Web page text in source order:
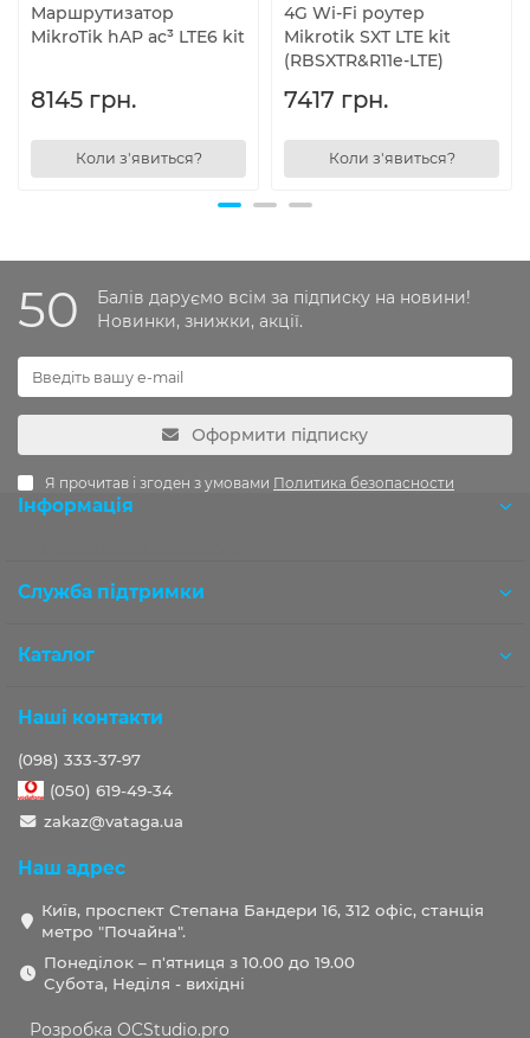
Маршрутизатор
MikroTik hAP ac³ LTE6 kit
8145 грн.
Коли з'явиться?
4G Wi-Fi роутер
Mikrotik SXT LTE kit
(RBSXTR&R11e-LTE)
7417 грн.
Коли з'явиться?
50
Балів даруємо всім за підписку на новини!
Новинки, знижки, акції.
Оформити підписку
Я прочитав і згоден з умовами Политика безопасности
Інформація
Служба підтримки
Каталог
Наші контакти
(098) 333-37-97
(050) 619-49-34
zakaz@vataga.ua
Наш адрес
Київ, проспект Степана Бандери 16, 312 офіс, станція
метро "Почайна".
Понеділок – п'ятниця з 10.00 до 19.00
Субота, Неділя - вихідні
Розробка OCStudio.pro